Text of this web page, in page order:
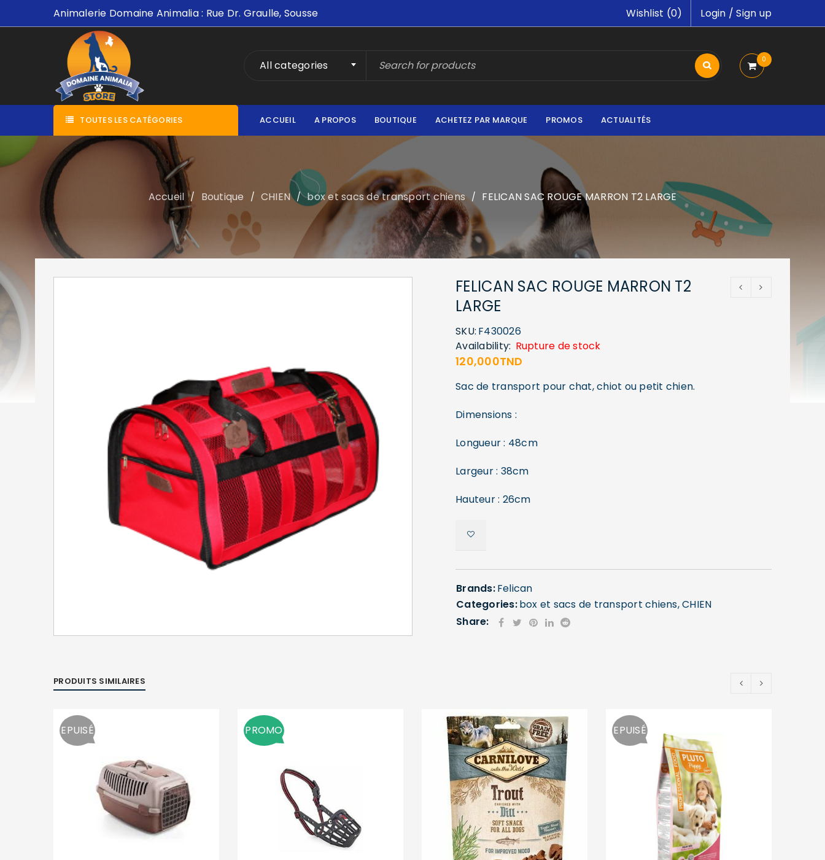
Se souvenir de moi
SE CONNECTER
MOT DE PASSE PERDU ?
Animalerie Domaine Animalia : Rue Dr. Graulle, Sousse Login /Sign up
Wishlist (0)
All categories 0
TOUTES LES CATÉGORIES ACCUEIL A PROPOS BOUTIQUE ACHETEZ PAR MARQUE PROMOS ACTUALITÉS
Accueil / Boutique / CHIEN / box et sacs de transport chiens / FELICAN SAC ROUGE MARRON T2 LARGE
FELICAN SAC ROUGE MARRON T2
LARGE
SKU: F430026
Availability: Rupture de stock
120,000TND
Sac de transport pour chat, chiot ou petit chien.
Dimensions :
Longueur : 48cm
Largeur : 38cm
Hauteur : 26cm
Brands:Felican
Categories:box et sacs de transport chiens,CHIEN
Share:
PRODUITS SIMILAIRES
EPUISÉ PROMO EPUISÉ